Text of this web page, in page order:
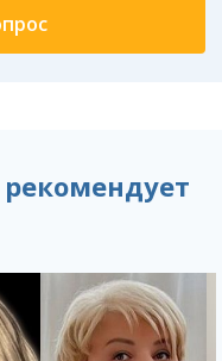
рекомендует